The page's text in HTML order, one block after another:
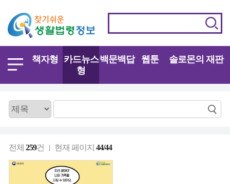
책자형
카드뉴스
형
백문백답 웹툰 솔로몬의 재판
전체 259건 현재 페이지 44/44